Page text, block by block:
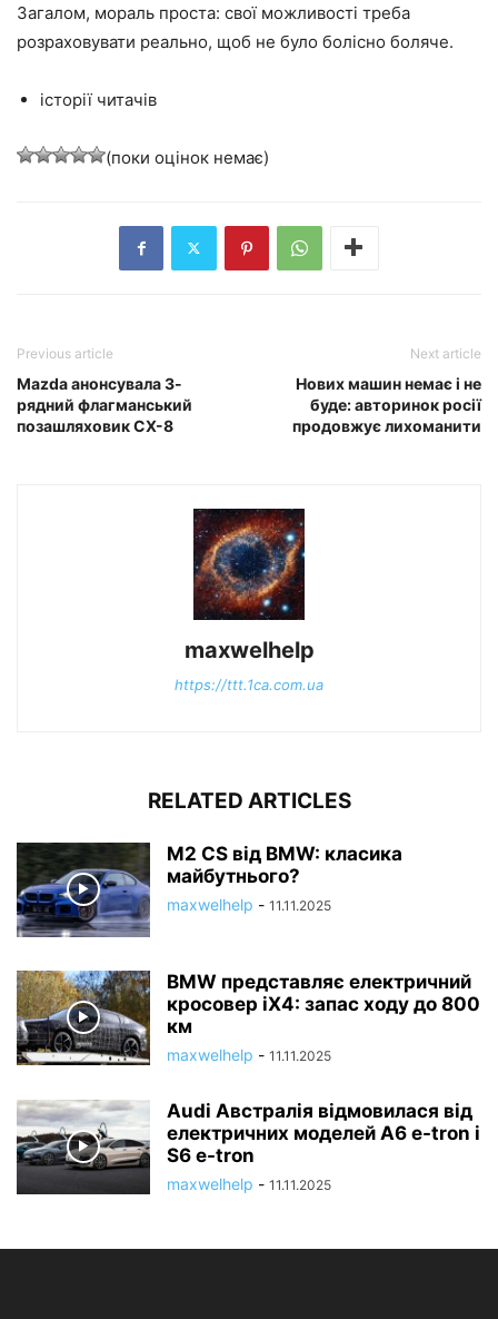
Загалом, мораль проста: свої можливості треба
розраховувати реально, щоб не було болісно боляче.
історії читачів
(поки оцінок немає)
Previous article
Mazda анонсувала 3-
рядний флагманський
позашляховик CX-8
Next article
Нових машин немає і не
буде: авторинок росії
продовжує лихоманити
maxwelhelp
https://ttt.1ca.com.ua
RELATED ARTICLES
M2 CS від BMW: класика
майбутнього?
maxwelhelp - 11.11.2025
BMW представляє електричний
кросовер iX4: запас ходу до 800
км
maxwelhelp - 11.11.2025
Audi Австралія відмовилася від
електричних моделей A6 e-tron і
S6 e-tron
maxwelhelp - 11.11.2025